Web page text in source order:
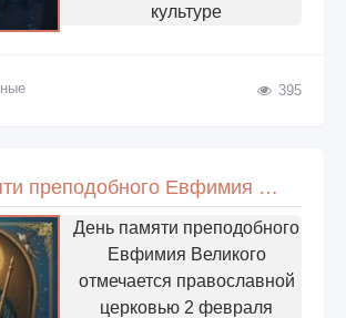
культуре
395
День памяти преподобного Евфимия Великого
День памяти преподобного
Евфимия Великого
отмечается православной
церковью 2 февраля